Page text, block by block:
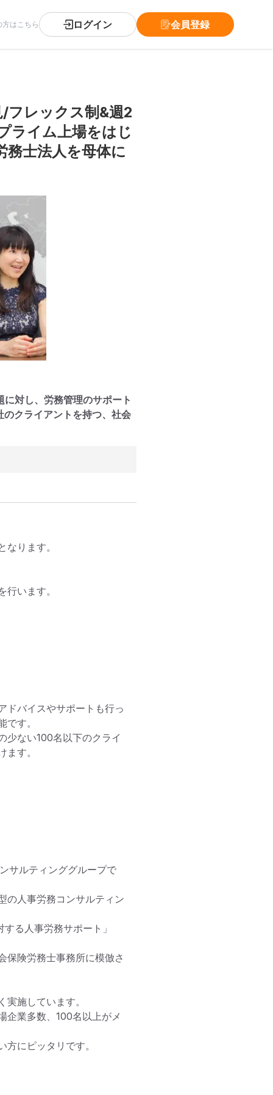
はこちら ログイン 会員登録
/フレックス制&週2
ライム上場をはじ
士法人を母体に
対し、労務管理のサポート
クライアントを持つ、社会
ります。
います。
ドバイスやサポートも行っ
す。
少ない100名以下のクライ
す。
サルティンググループで
の人事労務コンサルティン
る人事労務サポート」
保険労務士事務所に模倣さ
施しています。
企業多数、100名以上がメ
にピッタリです。